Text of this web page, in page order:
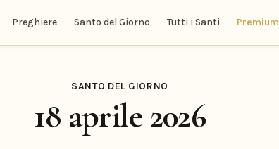
Preghiere Santo del Giorno Tutti i Santi Premium
SANTO DEL GIORNO
18 aprile 2026